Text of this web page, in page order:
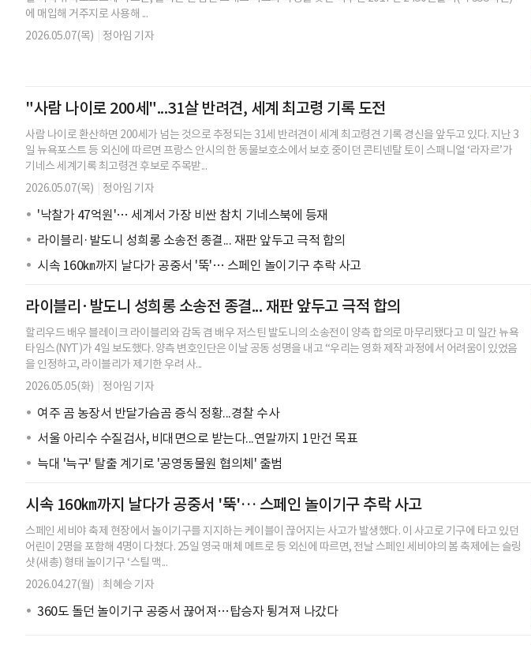
에 매입해 거주지로 사용해 ...
2026.05.07(목)
정아임 기자
"사람 나이로 200세"...31살 반려견, 세계 최고령 기록 도전
사람 나이로 환산하면 200세가 넘는 것으로 추정되는 31세 반려견이 세계 최고령견 기록 경신을 앞두고 있다. 지난 3
일 뉴욕포스트 등 외신에 따르면 프랑스 안시의 한 동물보호소에서 보호 중이던 콘티넨탈 토이 스패니얼 ‘라자르’가
기네스 세계기록 최고령견 후보로 주목받...
2026.05.07(목)
정아임 기자
'낙찰가 47억원'… 세계서 가장 비싼 참치 기네스북에 등재
라이블리·발도니 성희롱 소송전 종결... 재판 앞두고 극적 합의
시속 160㎞까지 날다가 공중서 '뚝'… 스페인 놀이기구 추락 사고
라이블리·발도니 성희롱 소송전 종결... 재판 앞두고 극적 합의
할리우드 배우 블레이크 라이블리와 감독 겸 배우 저스틴 발도니의 소송전이 양측 합의로 마무리됐다고 미 일간 뉴욕
타임스(NYT)가 4일 보도했다. 양측 변호인단은 이날 공동 성명을 내고 “우리는 영화 제작 과정에서 어려움이 있었음
을 인정하고, 라이블리가 제기한 우려 사...
2026.05.05(화)
정아임 기자
여주 곰 농장서 반달가슴곰 증식 정황...경찰 수사
서울 아리수 수질검사, 비대면으로 받는다...연말까지 1만건 목표
늑대 '늑구' 탈출 계기로 '공영동물원 협의체' 출범
시속 160㎞까지 날다가 공중서 '뚝'… 스페인 놀이기구 추락 사고
스페인 세비야 축제 현장에서 놀이기구를 지지하는 케이블이 끊어지는 사고가 발생했다. 이 사고로 기구에 타고 있던
어린이 2명을 포함해 4명이 다쳤다. 25일 영국 매체 메트로 등 외신에 따르면, 전날 스페인 세비야의 봄 축제에는 슬링
샷(새총) 형태 놀이기구 ‘스틸 맥...
2026.04.27(월)
최혜승 기자
360도 돌던 놀이기구 공중서 끊어져…탑승자 튕겨져 나갔다